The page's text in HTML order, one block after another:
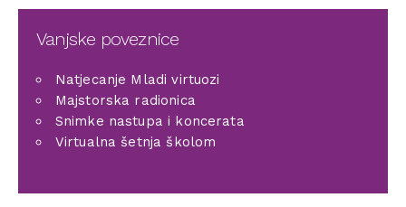
Vanjske poveznice
Natjecanje Mladi virtuozi
Majstorska radionica
Snimke nastupa i koncerata
Virtualna šetnja školom